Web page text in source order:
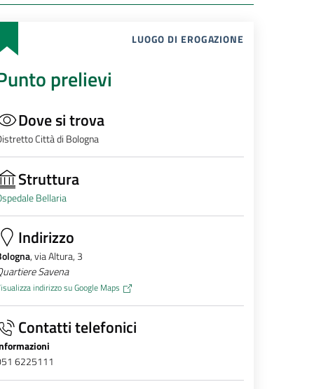
LUOGO DI EROGAZIONE
prelievi
Dove si trova
Città di Bologna
Struttura
Bellaria
Indirizzo
, via Altura, 3
Savena
indirizzo su Google Maps
Contatti telefonici
6225111